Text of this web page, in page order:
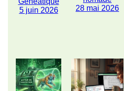
5 juin 2026
28 mai 2026